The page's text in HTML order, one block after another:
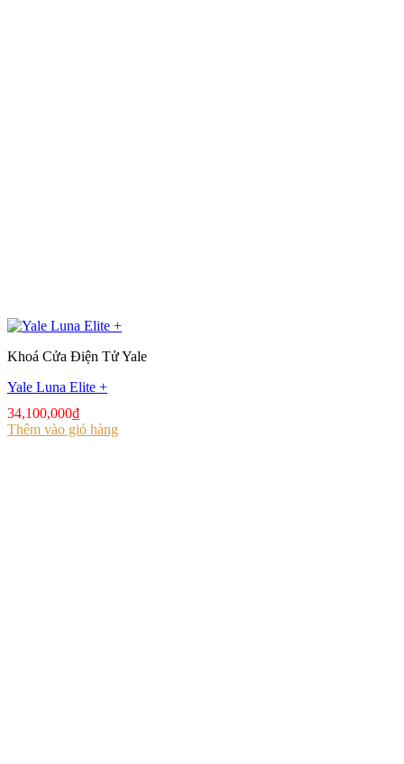
Khoá Cửa Điện Tử Yale
Yale Luna Elite +
34,100,000₫
Thêm vào giỏ hàng